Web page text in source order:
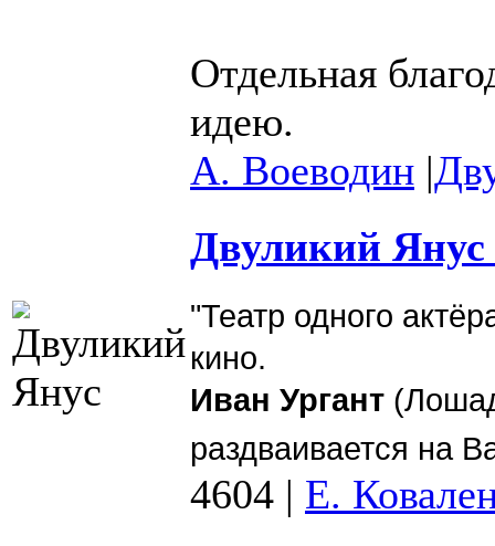
Отдельная
идею.
А. Воеводин |
Двуликий Янус
"Театр одного
кино.
Иван Ургант
раздваивается на
4604 | Е.